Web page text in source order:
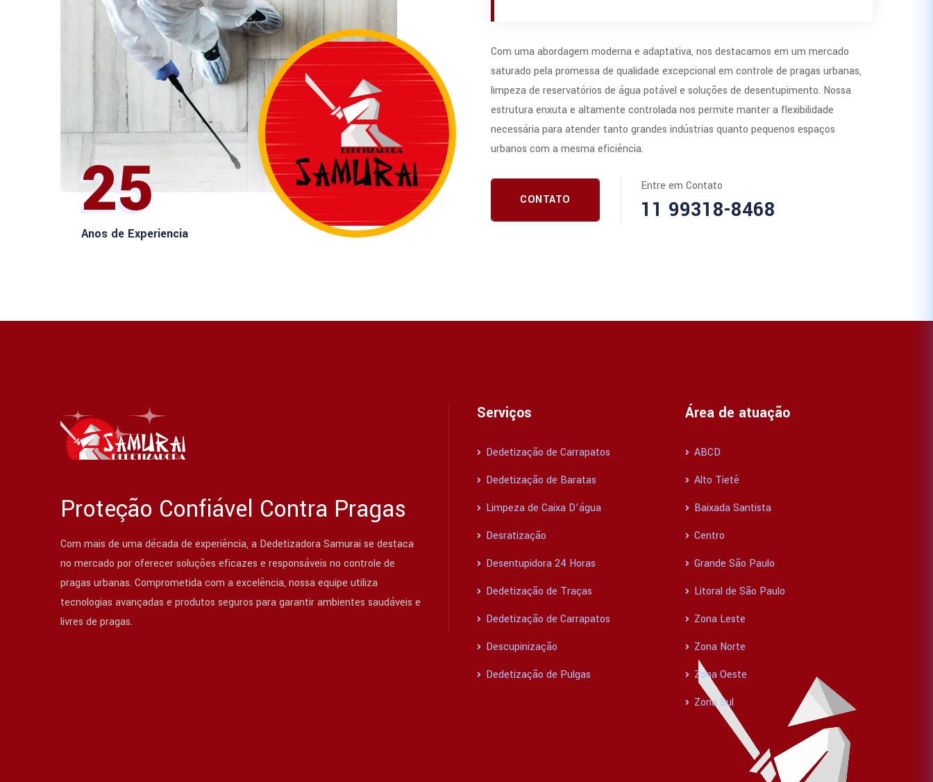
25
Anos de Experiencia
Com uma abordagem moderna e adaptativa, nos destacamos em um mercado
saturado pela promessa de qualidade excepcional em controle de pragas urbanas,
limpeza de reservatórios de água potável e soluções de desentupimento. Nossa
estrutura enxuta e altamente controlada nos permite manter a flexibilidade
necessária para atender tanto grandes indústrias quanto pequenos espaços
urbanos com a mesma eficiência.
CONTATO
Entre em Contato
11 99318-8468
Proteção Confiável Contra Pragas
Com mais de uma década de experiência, a Dedetizadora Samurai se destaca
no mercado por oferecer soluções eficazes e responsáveis no controle de
pragas urbanas. Comprometida com a excelência, nossa equipe utiliza
tecnologias avançadas e produtos seguros para garantir ambientes saudáveis e
livres de pragas.
Serviços
Dedetização de Carrapatos
Dedetização de Baratas
Limpeza de Caixa D’água
Desratização
Desentupidora 24 Horas
Dedetização de Traças
Dedetização de Carrapatos
Descupinização
Dedetização de Pulgas
Área de atuação
ABCD
Alto Tietê
Baixada Santista
Centro
Grande São Paulo
Litoral de São Paulo
Zona Leste
Zona Norte
Zona Oeste
Zona Sul